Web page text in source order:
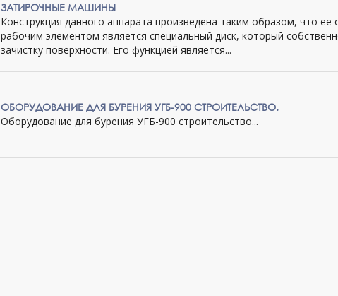
ЗАТИРОЧНЫЕ МАШИНЫ
Конструкция данного аппарата произведена таким образом, что ее
рабочим элементом является специальный диск, который
зачистку поверхности. Его функцией является...
ОБОРУДОВАНИЕ ДЛЯ БУРЕНИЯ УГБ-900 СТРОИТЕЛЬСТВО.
Оборудование для бурения УГБ-900 строительство...